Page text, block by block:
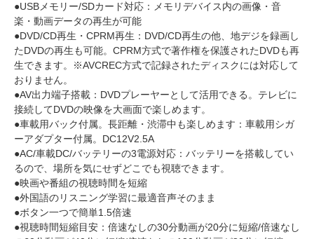
●USBメモリー/SDカード対応：メモリデバイス内の画像・音
楽・動画データの再生が可能
●DVD/CD再生・CPRM再生：DVD/CD再生の他、地デジを録画し
たDVDの再生も可能。CPRM方式で著作権を保護されたDVDも再
生できます。※AVCREC方式で記録されたディスクには対応して
おりません。
●AV出力端子搭載：DVDプレーヤーとして活用できる。テレビに
接続してDVDの映像を大画面で楽しめます。
●車載用バック付属。長距離・渋滞中も楽しめます：車載用シガ
ーアダプター付属。DC12V2.5A
●AC/車載DC/バッテリーの3電源対応：バッテリーを搭載してい
るので、場所を気にせずどこでも視聴できます。
●映画や番組の視聴時間を短縮
●外国語のリスニング学習に最適音声そのまま
●ボタン一つで簡単1.5倍速
●視聴時間短縮目安：倍速なしの30分動画が20分に短縮/倍速なし